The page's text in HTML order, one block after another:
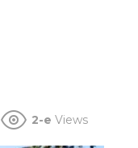
2-e Views